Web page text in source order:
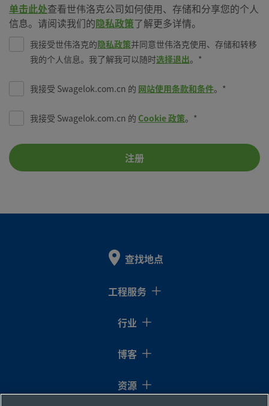
单击此处查看世伟洛克公司如何使用、存储和分享您的个人
信息。请阅读我们的隐私政策了解更多详情。
我接受世伟洛克的隐私政策并同意世伟洛克使用、存储和转移
我的个人信息。我了解我可以随时选择退出。
我接受 Swagelok.com.cn 的 网站使用条款和条件。
我接受 Swagelok.com.cn 的 Cookie 政策。
注册
查找地点
工程服务
行业
博客
资源